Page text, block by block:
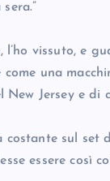
l’ho vissuto, e
una
New Jersey e
costante sul set
essere così